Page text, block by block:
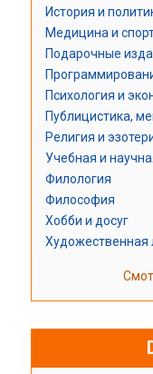
История и
Медицина и
Подарочные
Психология и
Публицистика,
Религия и
Учебная и
Филология
Философия
Хобби и досуг
Художественная